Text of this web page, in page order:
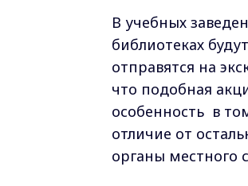
В учебных
библиотеках
отправятся на
что подобная
особенность в
отличие от
органы местного